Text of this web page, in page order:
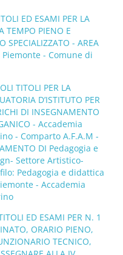
ED ESAMI PER LA
TEMPO PIENO E
SPECIALIZZATO - AREA
- Piemonte - Comune di
TITOLI PER LA
D’ISTITUTO PER
DI INSEGNAMENTO
- Accademia
- Comparto A.F.A.M -
DI Pedagogia e
Settore Artistico-
Pedagogia e didattica
- Accademia
ED ESAMI PER N. 1
ORARIO PIENO,
TECNICO,